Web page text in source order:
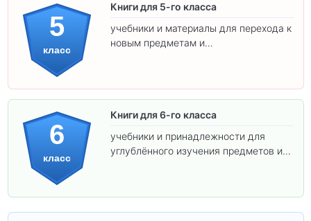
5
класс
Книги для 5-го класса
учебники и материалы для перехода к
новым предметам и
6
класс
Книги для 6-го класса
учебники и принадлежности для
углублённого изучения предметов и